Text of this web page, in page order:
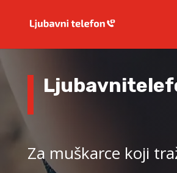
Za muškarce koji